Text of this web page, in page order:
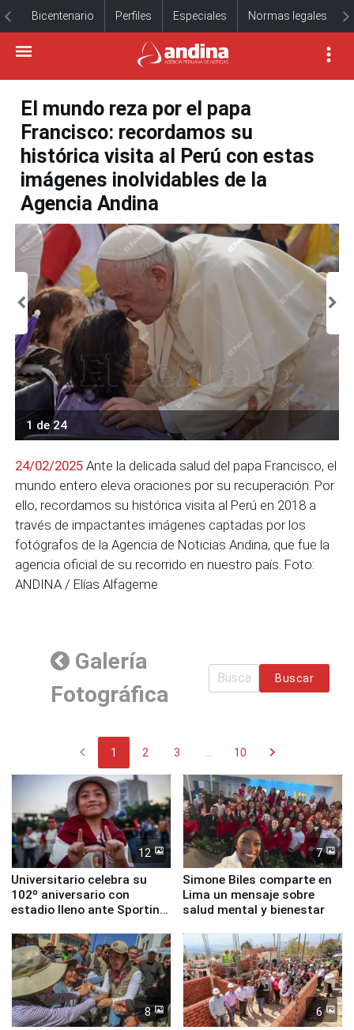
Bicentenario Perfiles Especiales Normas legales
El mundo reza por el papa
Francisco: recordamos su
histórica visita al Perú con estas
imágenes inolvidables de la
Agencia Andina
1 de 24
24/02/2025 Ante la delicada salud del papa Francisco, el
mundo entero eleva oraciones por su recuperación. Por
ello, recordamos su histórica visita al Perú en 2018 a
través de impactantes imágenes captadas por los
fotógrafos de la Agencia de Noticias Andina, que fue la
agencia oficial de su recorrido en nuestro país. Foto:
ANDINA / Elías Alfageme
Galería
Fotográfica
Buscar
chevron_left 1 2 3 10 chevron_right
12
Universitario celebra su
102º aniversario con
estadio lleno ante Sporting
7
Simone Biles comparte en
Lima un mensaje sobre
salud mental y bienestar
8 6